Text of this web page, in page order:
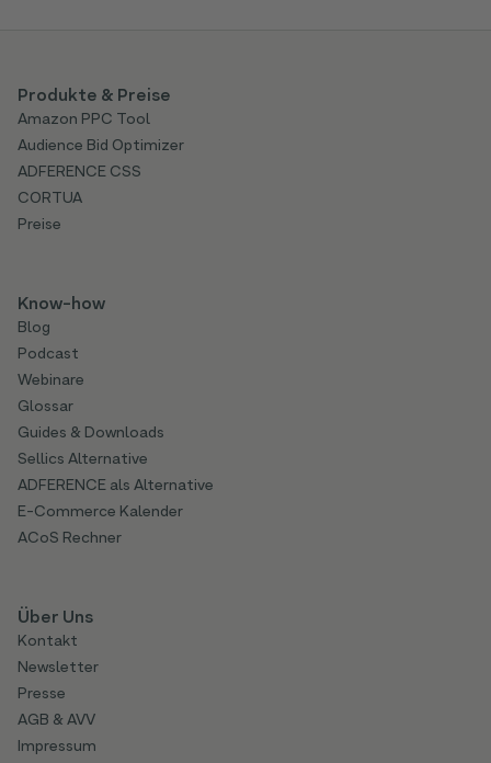
Produkte & Preise
Amazon PPC Tool
Audience Bid Optimizer
ADFERENCE CSS
CORTUA
Preise
Know-how
Blog
Podcast
Webinare
Glossar
Guides & Downloads
Sellics Alternative
ADFERENCE als Alternative
E-Commerce Kalender
ACoS Rechner
Über Uns
Kontakt
Newsletter
Presse
AGB & AVV
Impressum